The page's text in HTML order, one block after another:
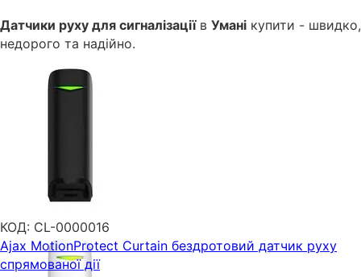
Датчики руху для сигналізаціїв Умані купити - швидко,
недорого та надійно.
КОД: CL-0000016
Ajax MotionProtect Curtain бездротовий датчик руху
спрямованої дії